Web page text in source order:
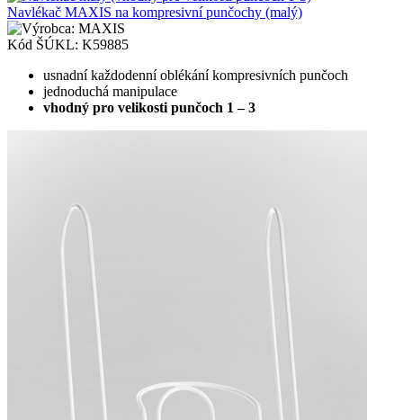
Navlékač MAXIS na kompresivní punčochy (malý)
MAXIS
Kód ŠÚKL: K59885
usnadní každodenní oblékání kompresivních punčoch
jednoduchá manipulace
vhodný pro velikosti punčoch 1 – 3